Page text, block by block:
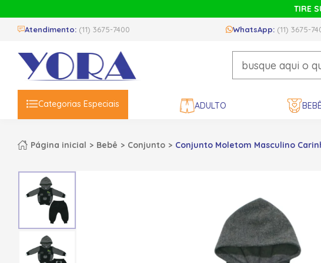
TIRE
Atendimento: (11) 3675-7400 WhatsApp: (11) 3675-
Categorias Especiais ADULTO BEBÊ
Página inicial Bebê Conjunto Conjunto Moletom Masculino